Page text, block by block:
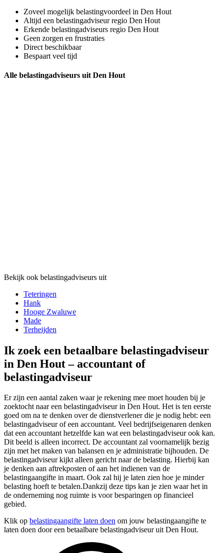
Zoveel mogelijk belastingvoordeel in Den Hout
Altijd een belastingadviseur regio Den Hout
Erkende belastingadviseurs regio Den Hout
Geen zorgen en frustraties
Direct beschikbaar
Bespaart veel tijd
Alle belastingadviseurs uit Den Hout
Bekijk ook belastingadviseurs uit
Teteringen
Hank
Hooge Zwaluwe
Made
Terheijden
Ik zoek een betaalbare belastingadviseur
in Den Hout – accountant of
belastingadviseur
Er zijn een aantal zaken waar je rekening mee moet houden bij je
zoektocht naar een belastingadviseur in Den Hout. Het is ten eerste
goed om na te denken over de dienstverlener die je nodig hebt: een
belastingadviseur of een accountant. Veel bedrijfseigenaren denken
dat een accountant hetzelfde kan wat een belastingadviseur ook kan.
Dit beeld is alleen incorrect. De accountant zal voornamelijk bezig
zijn met het maken van balansen en je administratie bijhouden. De
belastingadviseur kijkt alleen gericht naar de belasting. Hierbij kan
je denken aan aftrekposten of aan het indienen van de
belastingaangifte in maart. Ook zal hij je laten zien hoe je minder
belasting hoeft te betalen.Dankzij deze tips kan je zien waar het in
de onderneming nog ruimte is voor besparingen op financieel
gebied.
Klik op belastingaangifte laten doen om jouw belastingaangifte te
laten doen door een betaalbare belastingadviseur uit Den Hout.